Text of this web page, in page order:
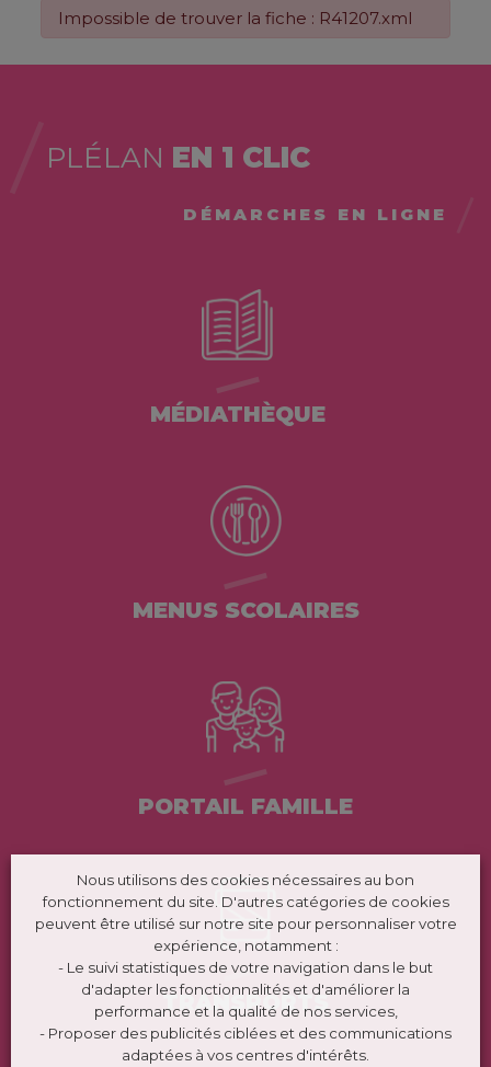
Impossible de trouver la fiche : R41207.xml
PLÉLAN EN 1 CLIC
DÉMARCHES EN LIGNE
MÉDIATHÈQUE
MENUS SCOLAIRES
PORTAIL FAMILLE
TRANSPORTS
Nous utilisons des cookies nécessaires au bon
fonctionnement du site. D'autres catégories de cookies
peuvent être utilisé sur notre site pour personnaliser votre
expérience, notamment :
- Le suivi statistiques de votre navigation dans le but
d'adapter les fonctionnalités et d'améliorer la
performance et la qualité de nos services,
- Proposer des publicités ciblées et des communications
adaptées à vos centres d'intérêts.